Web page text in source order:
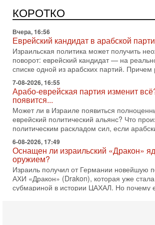
КОРОТКО
перед ожидаемым визитом премьер-
Нетаниягу на Генассамблею ООН в
Вчера, 16:56
Еврейский кандидат в арабской
Израильская политика может получить
поворот: еврейский кандидат — на
списке одной из арабских партий. Причем
7-08-2026, 16:55
Арабо-еврейская партия изменит
появится...
Может ли в Израиле появиться
еврейский политический альянс? Что
политическим раскладом сил, если
6-08-2026, 17:49
Оснащен ли израильский «Дракон»
оружием?
Израиль получил от Германии новейшую
АХИ «Дракон» (Drakon), которая уже
субмариной в истории ЦАХАЛ. Но почему